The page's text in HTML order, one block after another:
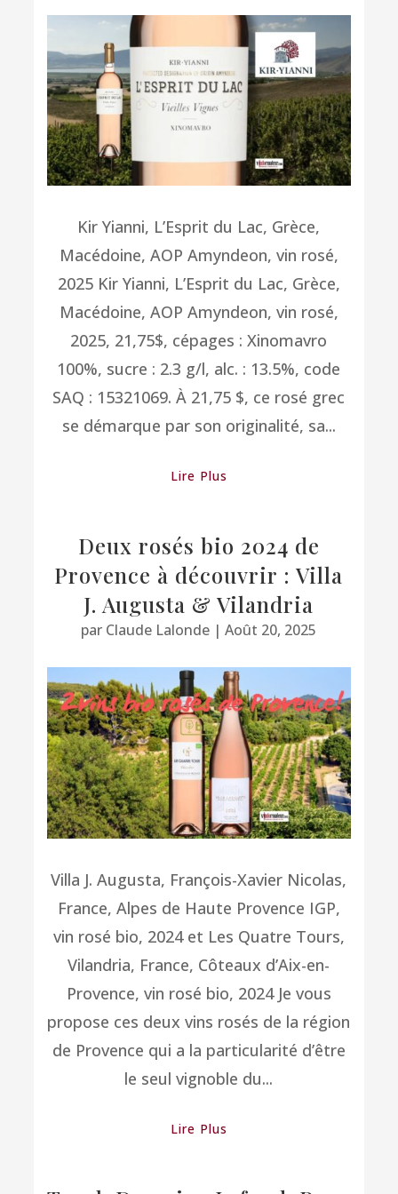
Kir Yianni, L’Esprit du Lac, Grèce,
Macédoine, AOP Amyndeon, vin rosé,
2025 Kir Yianni, L’Esprit du Lac, Grèce,
Macédoine, AOP Amyndeon, vin rosé,
2025, 21,75$, cépages : Xinomavro
100%, sucre : 2.3 g/l, alc. : 13.5%, code
SAQ : 15321069. À 21,75 $, ce rosé grec
se démarque par son originalité, sa...
Lire Plus
Deux rosés bio 2024 de
Provence à découvrir : Villa
J. Augusta & Vilandria
par Claude Lalonde |Août 20, 2025
Villa J. Augusta, François-Xavier Nicolas,
France, Alpes de Haute Provence IGP,
vin rosé bio, 2024 et Les Quatre Tours,
Vilandria, France, Côteaux d’Aix-en-
Provence, vin rosé bio, 2024 Je vous
propose ces deux vins rosés de la région
de Provence qui a la particularité d’être
le seul vignoble du...
Lire Plus